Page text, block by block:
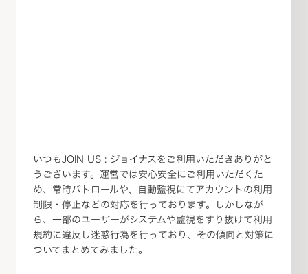
いつもJOIN US : ジョイナスをご利用いただきありがと
うございます。運営では安心安全にご利用いただくた
め、常時パトロールや、自動監視にてアカウントの利用
制限・停止などの対応を行っております。しかしなが
ら、一部のユーザーがシステムや監視をすり抜けて利用
規約に違反し迷惑行為を行っており、その傾向と対策に
ついてまとめてみました。